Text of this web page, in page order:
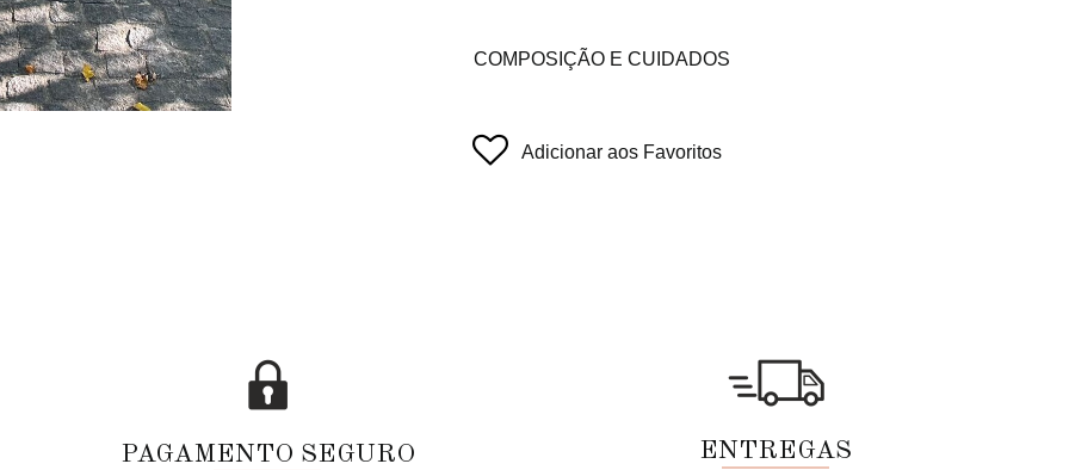
COMPOSIÇÃO E CUIDADOS
Adicionar aos Favoritos
PAGAMENTO SEGURO ENTREGAS